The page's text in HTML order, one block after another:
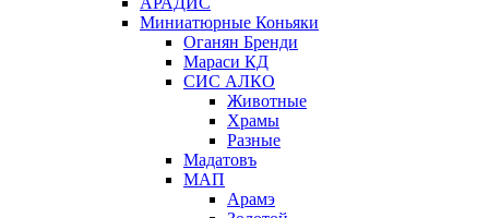
Миниатюрные Коньяки
Оганян Бренди
Мараси КД
СИС АЛКО
Животные
Храмы
Разные
Мадатовъ
МАП
Арамэ